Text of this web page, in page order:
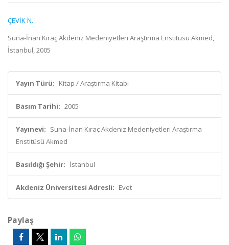
ÇEVİK N.
Suna-İnan Kıraç Akdeniz Medeniyetleri Araştırma Enstitüsü Akmed,
İstanbul, 2005
Yayın Türü: Kitap / Araştırma Kitabı
Basım Tarihi: 2005
Yayınevi: Suna-İnan Kıraç Akdeniz Medeniyetleri Araştırma
Enstitüsü Akmed
Basıldığı Şehir: İstanbul
Akdeniz Üniversitesi Adresli: Evet
Paylaş